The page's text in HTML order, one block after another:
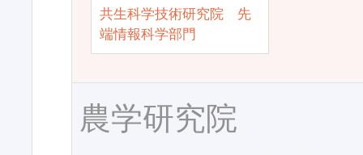
共生科学技術研究院 先
端情報科学部門
農学研究院